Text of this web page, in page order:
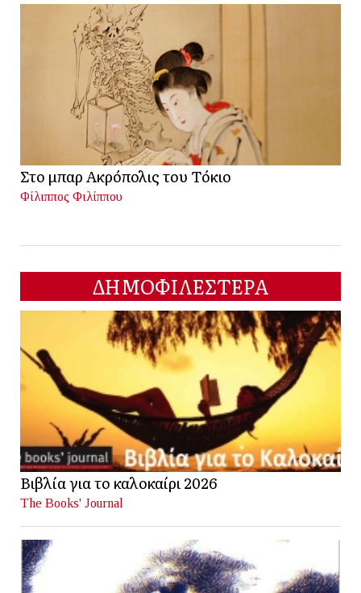
Στο μπαρ Ακρόπολις του Τόκιο
Φίλιππος Φιλίππου
ΔΗΜΟΦΙΛΕΣΤΕΡΑ
Βιβλία για το καλοκαίρι 2026
The Books' Journal